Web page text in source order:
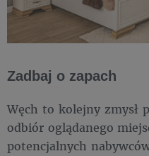
Zadbaj o zapach
Węch to kolejny zmysł
odbiór oglądanego
potencjalnych